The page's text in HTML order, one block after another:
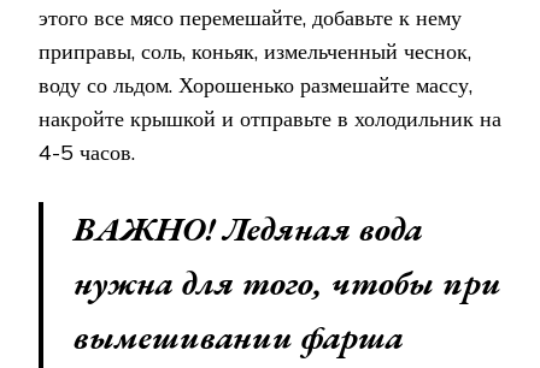
этого все мясо перемешайте, добавьте к нему
приправы, соль, коньяк, измельченный чеснок,
воду со льдом. Хорошенько размешайте массу,
накройте крышкой и отправьте в холодильник на
4-5 часов.
ВАЖНО! Ледяная вода
нужна для того, чтобы при
вымешивании фарша